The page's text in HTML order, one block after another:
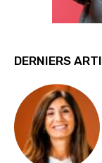
DERNIERS